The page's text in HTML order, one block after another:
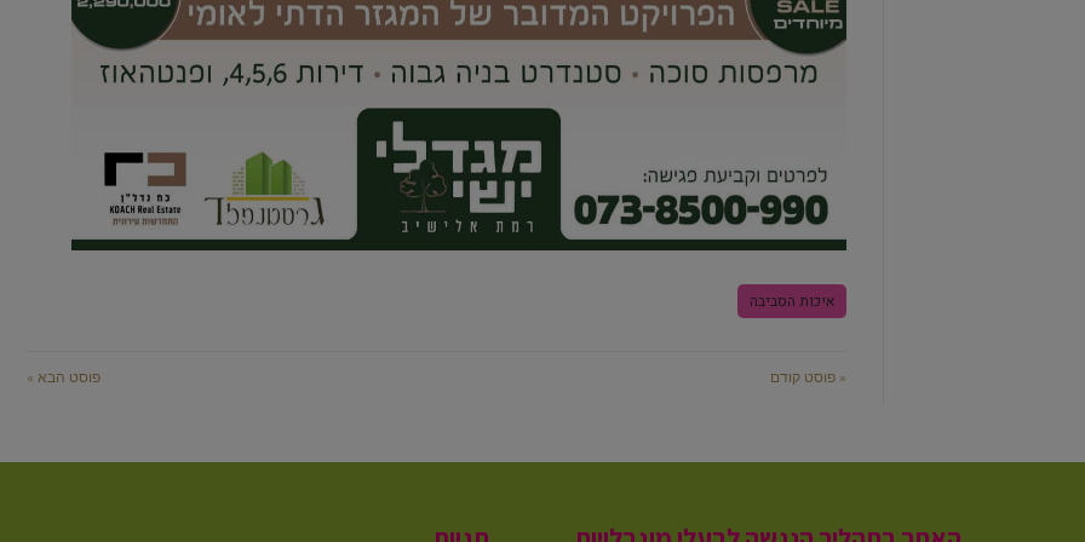
איכות הסביבה
« פוסט קודם פוסט הבא »